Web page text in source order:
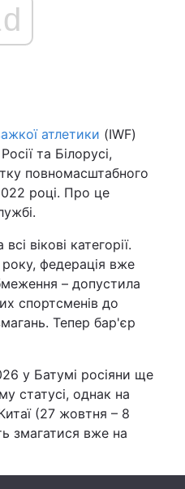
Війна
Політика
Світ
Наука
Лайт
Інциденти
Погода
атлетики (IWF)
та Білорусі,
повномасштабного
році. Про це
вікові категорії.
федерація вже
– допустила
спортсменів до
Тепер бар'єр
у Батумі росіяни ще
статусі, однак на
(27 жовтня – 8
змагатися вже на